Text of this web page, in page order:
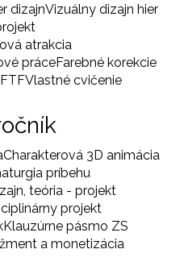
dizajnVizuálny dizajn hier
atrakcia
práceFarebné korekcie
Vlastné cvičenie
Charakterová 3D animácia
príbehu
teória - projekt
projekt
Klauzúrne pásmo ZS
a monetizácia